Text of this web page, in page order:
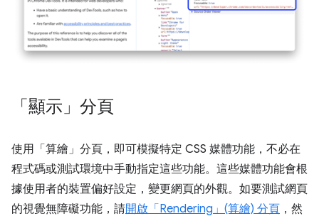
「顯示」分頁
使用「算繪」 分頁，即可模擬特定 CSS 媒體功能，不必在
程式碼或測試環境中手動指定這些功能。這些媒體功能會根
據使用者的裝置偏好設定，變更網頁的外觀。如要測試網頁
的視覺無障礙功能，請開啟「Rendering」(算繪) 分頁 ，然